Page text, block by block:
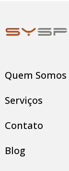
Quem Somos
Serviços
Contato
Blog